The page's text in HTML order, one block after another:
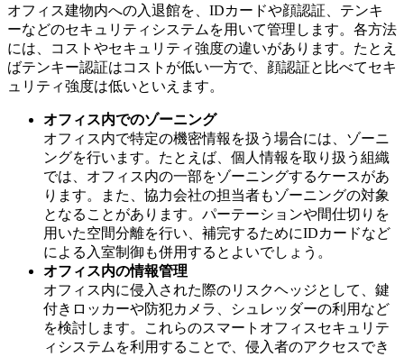
オフィス建物内への入退館を、IDカードや顔認証、テンキ
ーなどのセキュリティシステムを用いて管理します。各方法
には、コストやセキュリティ強度の違いがあります。たとえ
ばテンキー認証はコストが低い一方で、顔認証と比べてセキ
ュリティ強度は低いといえます。
オフィス内でのゾーニング
オフィス内で特定の機密情報を扱う場合には、ゾーニ
ングを行います。たとえば、個人情報を取り扱う組織
では、オフィス内の一部をゾーニングするケースがあ
ります。また、協力会社の担当者もゾーニングの対象
となることがあります。パーテーションや間仕切りを
用いた空間分離を行い、補完するためにIDカードなど
による入室制御も併用するとよいでしょう。
オフィス内の情報管理
オフィス内に侵入された際のリスクヘッジとして、鍵
付きロッカーや防犯カメラ、シュレッダーの利用など
を検討します。これらのスマートオフィスセキュリテ
ィシステムを利用することで、侵入者のアクセスでき